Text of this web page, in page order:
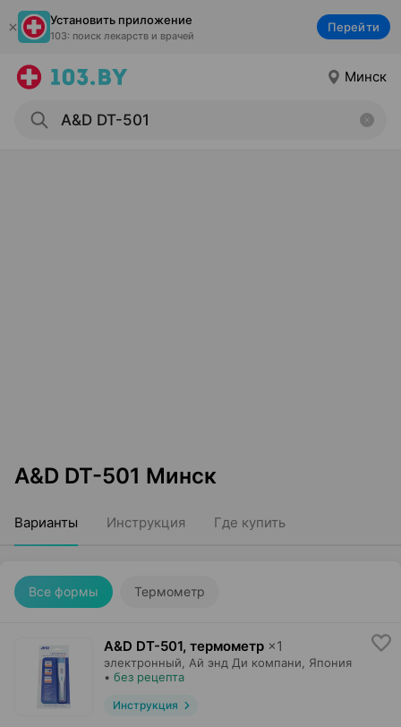
Установить приложение
103: поиск лекарств и врачей
Перейти
Минск
A&D DT-501 Минск
Варианты Инструкция Где купить
Все формы Термометр
A&D DT-501, термометр ×1
электронный, Ай энд Ди компани , Япония
• без рецепта
Инструкция